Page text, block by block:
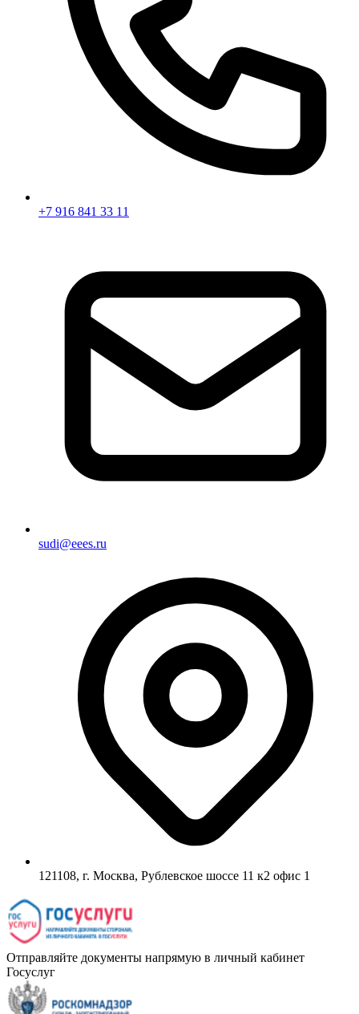
+7 916 841 33 11
sudi@eees.ru
121108, г. Москва, Рублевское шоссе 11 к2 офис 1
Отправляйте документы напрямую в личный кабинет
Госуслуг